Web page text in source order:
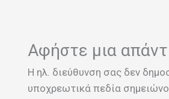
Αφήστε μια
Η ηλ. διεύθυνση σας δεν
υποχρεωτικά πεδία